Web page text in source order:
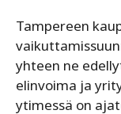
Tampereen
yhteen ne
elinvoima ja
ytimessä on